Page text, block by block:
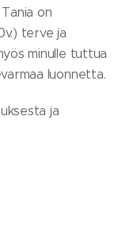
on
terve ja
minulle tuttua
luonnetta.
ja